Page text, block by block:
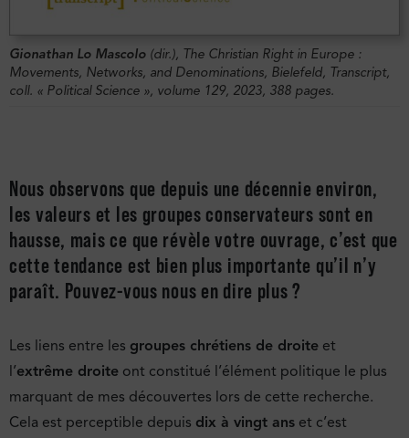
Gionathan Lo Mascolo (dir.), The Christian Right in Europe :
Movements, Networks, and Denominations, Bielefeld, Transcript,
coll. « Political Science », volume 129, 2023, 388 pages.
Nous observons que depuis une décennie environ,
les valeurs et les groupes conservateurs sont en
hausse, mais ce que révèle votre ouvrage, c’est que
cette tendance est bien plus importante qu’il n’y
paraît. Pouvez-vous nous en dire plus ?
Les liens entre les groupes chrétiens de droite et
l’extrême droite ont constitué l’élément politique le plus
marquant de mes découvertes lors de cette recherche.
Cela est perceptible depuis dix à vingt ans et c’est